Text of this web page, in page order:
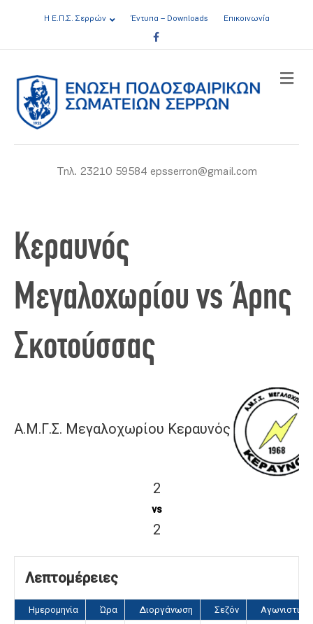
Η Ε.Π.Σ. Σερρών Έντυπα – Downloads
Επικοινωνία
Facebook
Τηλ. 23210 59584 epsserron@gmail.com
Κεραυνός
Μεγαλοχωρίου vs Άρης
Σκοτούσσας
Α.Μ.Γ.Σ. Μεγαλοχωρίου Κεραυνός
2
vs
2
Λεπτομέρειες
Ημερομηνία Ώρα Διοργάνωση Σεζόν Αγωνιστική